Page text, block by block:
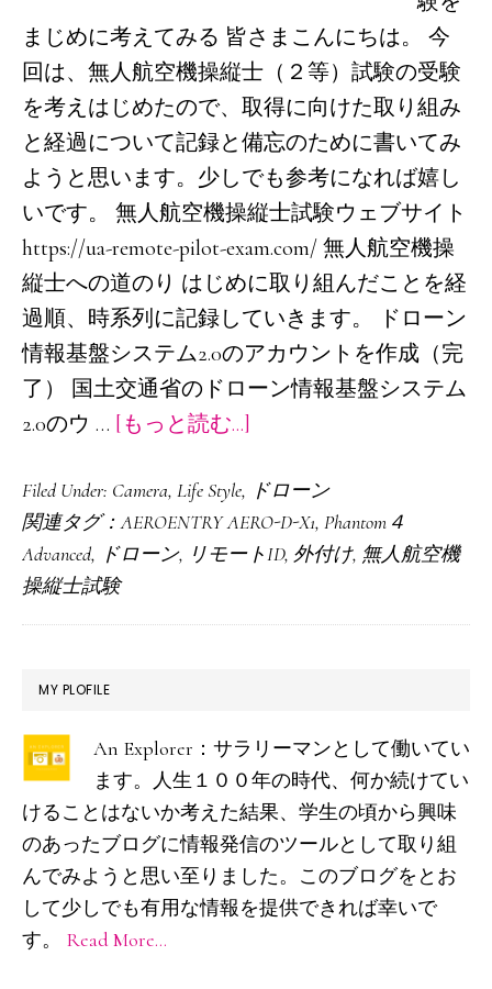
まじめに考えてみる 皆さまこんにちは。 今
回は、無人航空機操縦士（２等）試験の受験
を考えはじめたので、取得に向けた取り組み
と経過について記録と備忘のために書いてみ
ようと思います。少しでも参考になれば嬉し
いです。 無人航空機操縦士試験ウェブサイト
https://ua-remote-pilot-exam.com/ 無人航空機操
縦士への道のり はじめに取り組んだことを経
過順、時系列に記録していきます。 ドローン
情報基盤システム2.0のアカウントを作成（完
了） 国土交通省のドローン情報基盤システム
2.0のウ … [もっと読む...]
人
航
空
操
試
験
の
受
験
を
Filed Under: Camera, Life Style, ドローン
関連タグ：AEROENTRY AERO-D-X1, Phantom４
Advanced, ドローン, リモートID, 外付け, 無人航空機
操縦士試験
最
初
の
サ
イ
ド
バ
ー
MY PLOFILE
An Explorer：サラリーマンとして働いてい
ます。人生１００年の時代、何か続けてい
けることはないか考えた結果、学生の頃から興味
のあったブログに情報発信のツールとして取り組
んでみようと思い至りました。このブログをとお
して少しでも有用な情報を提供できれば幸いで
す。 Read More…